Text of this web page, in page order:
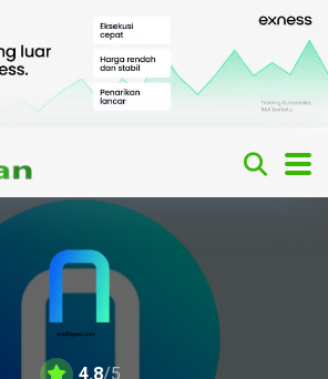
4.8/5